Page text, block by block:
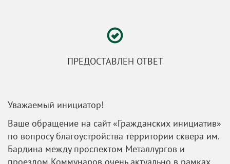
ПРЕДОСТАВЛЕН ОТВЕТ
Уважаемый инициатор!
Ваше обращение на сайт «Гражданских инициатив»
по вопросу благоустройства территории сквера им.
Бардина между проспектом Металлургов и